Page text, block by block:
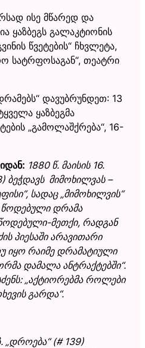
ისე მწარედ და
ყაზბეგს გალაკტიონის
წვეტების“ ჩხვლეტა,
სატრფოსაგან“, თეატრი
დავუბრუნდეთ: 13
ყაზბეგმა
„გამოლაშქრება“, 16-
1880 წ. მაისის 16.
ბეჭდავს მიმოხილვას –
“, სადაც„მიმოხილვის“
დრამა
მეთქი, რადგან
პიესაში არავითარი
იყო რაიმე დრამატიული
დამალა ანტრაქტებში“.
„აქტიორებმა როლები
გარდა“.
„დროება“(# 139)